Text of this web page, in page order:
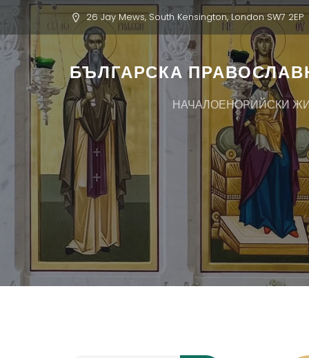
26 Jay Mews, South Kensington, London SW7 2EP
БЪЛГАРСКА
НАЧАЛОЕНОРИЙСКИ